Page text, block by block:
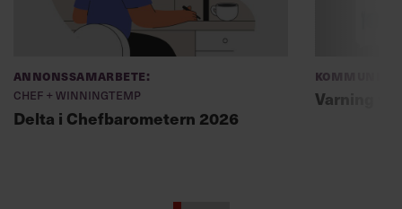
Annonssamarbete:
Chef + Winningtemp
Delta i Chefbarometern 2026
Varning